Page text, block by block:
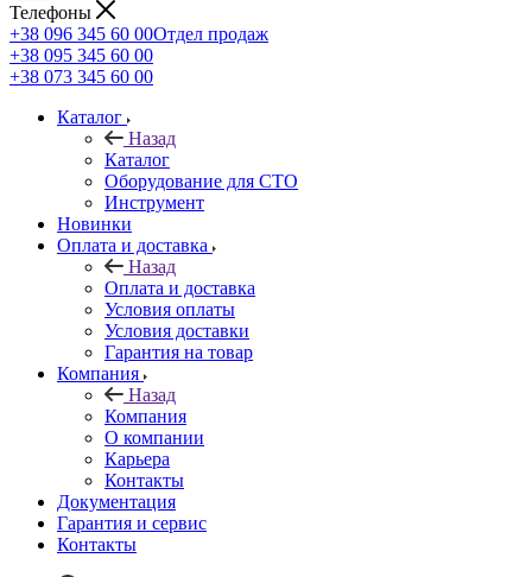
Телефоны
+38 096 345 60 00Отдел продаж
+38 095 345 60 00
+38 073 345 60 00
Каталог
Назад
Каталог
Оборудование для СТО
Инструмент
Новинки
Оплата и доставка
Назад
Оплата и доставка
Условия оплаты
Условия доставки
Гарантия на товар
Компания
Назад
Компания
О компании
Карьера
Контакты
Документация
Гарантия и сервис
Контакты